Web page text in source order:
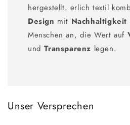
hergestellt. erlich textil
Design mit Nachhaltigkeit
Menschen an, die Wert auf
undTransparenz legen.
Unser Versprechen